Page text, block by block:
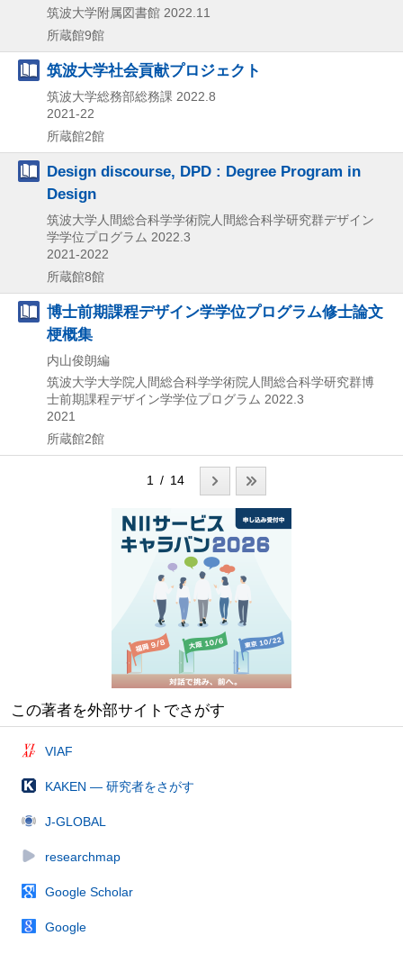
筑波大学附属図書館 2022.11
所蔵館9館
筑波大学社会貢献プロジェクト
筑波大学総務部総務課 2022.8
2021-22
所蔵館2館
Design discourse, DPD : Degree Program in
Design
筑波大学人間総合科学学術院人間総合科学研究群デザイン
学学位プログラム 2022.3
2021-2022
所蔵館8館
博士前期課程デザイン学学位プログラム修士論文
梗概集
内山俊朗編
筑波大学大学院人間総合科学学術院人間総合科学研究群博
士前期課程デザイン学学位プログラム 2022.3
2021
所蔵館2館
1 / 14
この著者を外部サイトでさがす
VIAF
KAKEN — 研究者をさがす
J-GLOBAL
researchmap
Google Scholar
Google